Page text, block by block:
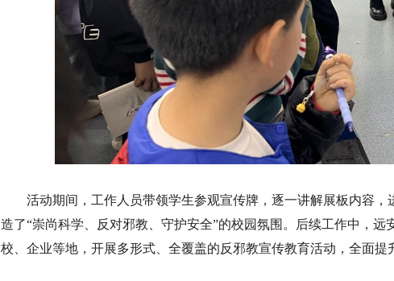
活动期间，工作人员带领学生参观宣传牌，逐一讲解展板内容
造了“崇尚科学、反对邪教、守护安全”的校园氛围。后续工作中，
校、企业等地，开展多形式、全覆盖的反邪教宣传教育活动，全面